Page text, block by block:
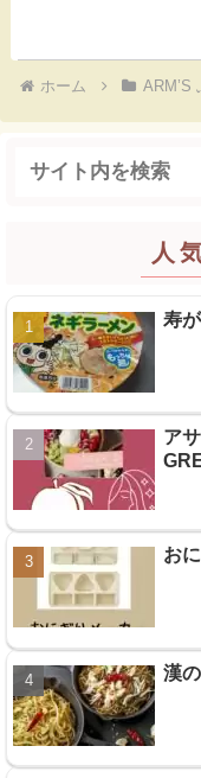
ホーム ARM’S
人
寿
ア
お
漢